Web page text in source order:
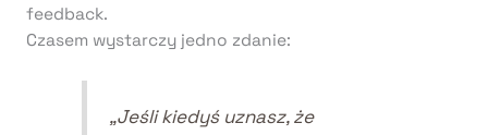
feedback.
Czasem wystarczy jedno zdanie:
„Jeśli kiedyś uznasz, że